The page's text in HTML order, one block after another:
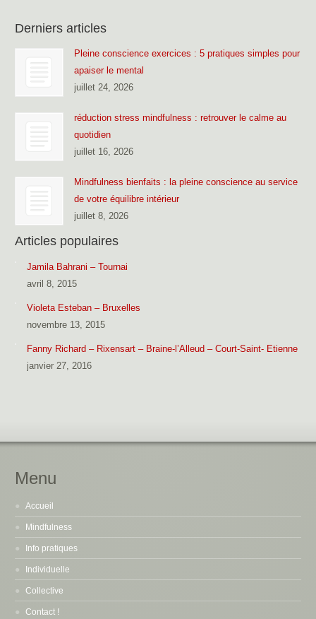
Derniers articles
Pleine conscience exercices : 5 pratiques simples pour
apaiser le mental
juillet 24, 2026
réduction stress mindfulness : retrouver le calme au
quotidien
juillet 16, 2026
Mindfulness bienfaits : la pleine conscience au service
de votre équilibre intérieur
juillet 8, 2026
Articles populaires
Jamila Bahrani – Tournai
avril 8, 2015
Violeta Esteban – Bruxelles
novembre 13, 2015
Fanny Richard – Rixensart – Braine-l’Alleud – Court-Saint- Etienne
janvier 27, 2016
Menu
Accueil
Mindfulness
Info pratiques
Individuelle
Collective
Contact !